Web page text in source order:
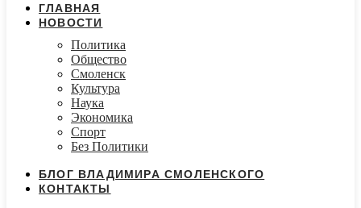
ГЛАВНАЯ
НОВОСТИ
Политика
Общество
Смоленск
Культура
Наука
Экономика
Спорт
Без Политики
БЛОГ ВЛАДИМИРА СМОЛЕНСКОГО
КОНТАКТЫ